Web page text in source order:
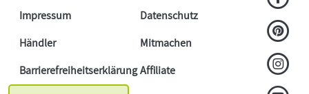
Impressum
Datenschutz
Händler
Mitmachen
BarrierefreiheitserklärungAffiliate